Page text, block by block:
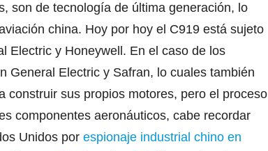
son de tecnología de última generación, lo
china. Hoy por hoy el C919 está sujeto
Electric y Honeywell. En el caso de los
General Electric y Safran, lo cuales también
construir sus propios motores, pero el proceso
componentes aeronáuticos, cabe recordar
Unidos por espionaje industrial chino en